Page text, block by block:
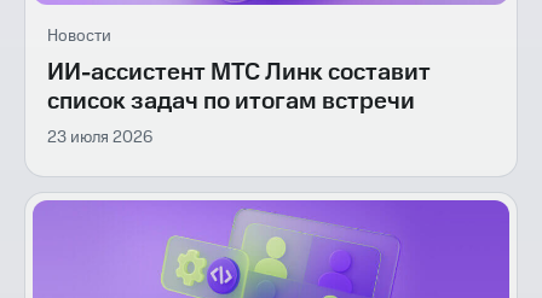
Новости
ИИ-ассистент МТС Линк составит
список задач по итогам встречи
23 июля 2026